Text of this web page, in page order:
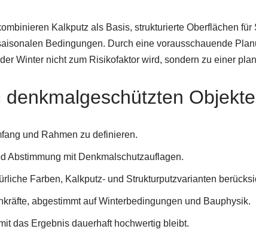
Kalkputz als Basis, strukturierte Oberflächen
Bedingungen. Durch eine vorausschauende
Winter nicht zum Risikofaktor wird, sondern zu einer
und Rahmen zu definieren.
Abstimmung mit Denkmalschutzauflagen.
Farben, Kalkputz- und Strukturputzvarianten
abgestimmt auf Winterbedingungen und Bauphysik.
das Ergebnis dauerhaft hochwertig bleibt.